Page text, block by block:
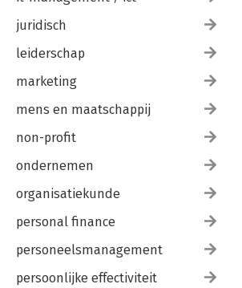
juridisch
leiderschap
marketing
mens en maatschappij
non-profit
ondernemen
organisatiekunde
personal finance
personeelsmanagement
persoonlijke effectiviteit